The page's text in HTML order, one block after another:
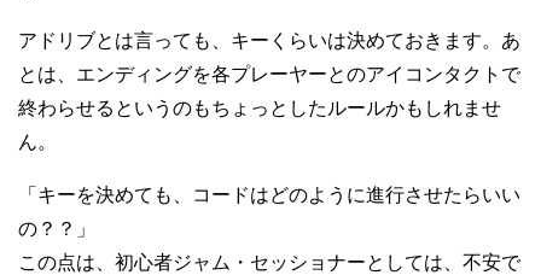
アドリブとは言っても、キーくらいは決めておきます。あ
とは、エンディングを各プレーヤーとのアイコンタクトで
終わらせるというのもちょっとしたルールかもしれませ
ん。
「キーを決めても、コードはどのように進行させたらいい
の？？」
この点は、初心者ジャム・セッショナーとしては、不安で